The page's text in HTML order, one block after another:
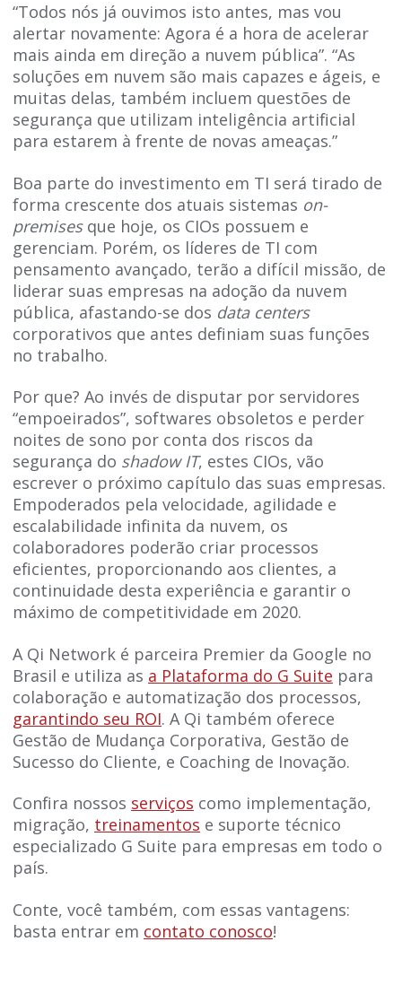
“Todos nós já ouvimos isto antes, mas vou
alertar novamente: Agora é a hora de acelerar
mais ainda em direção a nuvem pública”. “As
soluções em nuvem são mais capazes e ágeis, e
muitas delas, também incluem questões de
segurança que utilizam inteligência artificial
para estarem à frente de novas ameaças.”
Boa parte do investimento em TI será tirado de
forma crescente dos atuais sistemas on-
premisesque hoje, os CIOs possuem e
gerenciam. Porém, os líderes de TI com
pensamento avançado, terão a difícil missão, de
liderar suas empresas na adoção da nuvem
pública, afastando-se dos data centers
corporativos que antes definiam suas funções
no trabalho.
Por que? Ao invés de disputar por servidores
“empoeirados”, softwares obsoletos e perder
noites de sono por conta dos riscos da
segurança do shadow IT, estes CIOs, vão
escrever o próximo capítulo das suas empresas.
Empoderados pela velocidade, agilidade e
escalabilidade infinita da nuvem, os
colaboradores poderão criar processos
eficientes, proporcionando aos clientes, a
continuidade desta experiência e garantir o
máximo de competitividade em 2020.
A Qi Network é parceira Premier da Google no
Brasil e utiliza as a Plataforma do G Suite para
colaboração e automatização dos processos,
garantindo seu ROI. A Qi também oferece
Gestão de Mudança Corporativa, Gestão de
Sucesso do Cliente, e Coaching de Inovação.
Confira nossos serviços como implementação,
migração, treinamentos e suporte técnico
especializado G Suite para empresas em todo o
país.
Conte, você também, com essas vantagens:
basta entrar em contato conosco!